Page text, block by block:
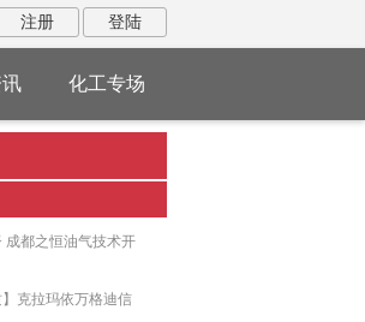
注册 登陆
化工专场
成都之恒油气技术开
】克拉玛依万格迪信